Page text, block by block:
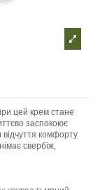
цей крем стане
заспокоює
комфорту
свербіж,